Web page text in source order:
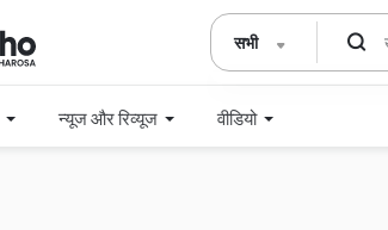
सभी
न्यूज और रिव्यूज वीडियो